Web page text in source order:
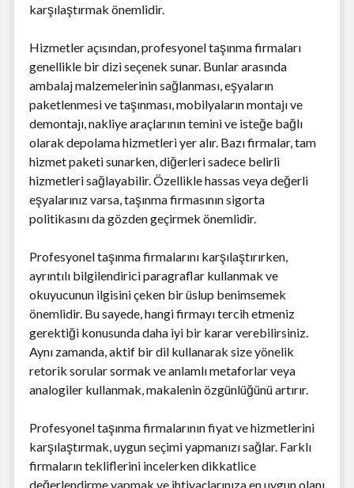
karşılaştırmak önemlidir.
Hizmetler açısından, profesyonel taşınma firmaları
genellikle bir dizi seçenek sunar. Bunlar arasında
ambalaj malzemelerinin sağlanması, eşyaların
paketlenmesi ve taşınması, mobilyaların montajı ve
demontajı, nakliye araçlarının temini ve isteğe bağlı
olarak depolama hizmetleri yer alır. Bazı firmalar, tam
hizmet paketi sunarken, diğerleri sadece belirli
hizmetleri sağlayabilir. Özellikle hassas veya değerli
eşyalarınız varsa, taşınma firmasının sigorta
politikasını da gözden geçirmek önemlidir.
Profesyonel taşınma firmalarını karşılaştırırken,
ayrıntılı bilgilendirici paragraflar kullanmak ve
okuyucunun ilgisini çeken bir üslup benimsemek
önemlidir. Bu sayede, hangi firmayı tercih etmeniz
gerektiği konusunda daha iyi bir karar verebilirsiniz.
Aynı zamanda, aktif bir dil kullanarak size yönelik
retorik sorular sormak ve anlamlı metaforlar veya
analogiler kullanmak, makalenin özgünlüğünü artırır.
Profesyonel taşınma firmalarının fiyat ve hizmetlerini
karşılaştırmak, uygun seçimi yapmanızı sağlar. Farklı
firmaların tekliflerini incelerken dikkatlice
değerlendirme yapmak ve ihtiyaçlarınıza en uygun olanı